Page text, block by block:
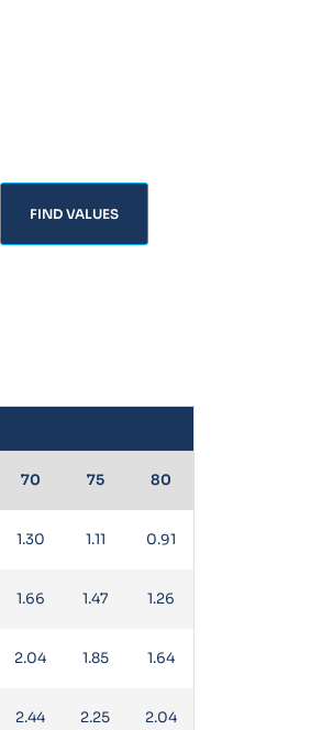
FIND VALUES
70 75 80
1.30 1.11 0.91
1.66 1.47 1.26
2.04 1.85 1.64
2.44 2.25 2.04